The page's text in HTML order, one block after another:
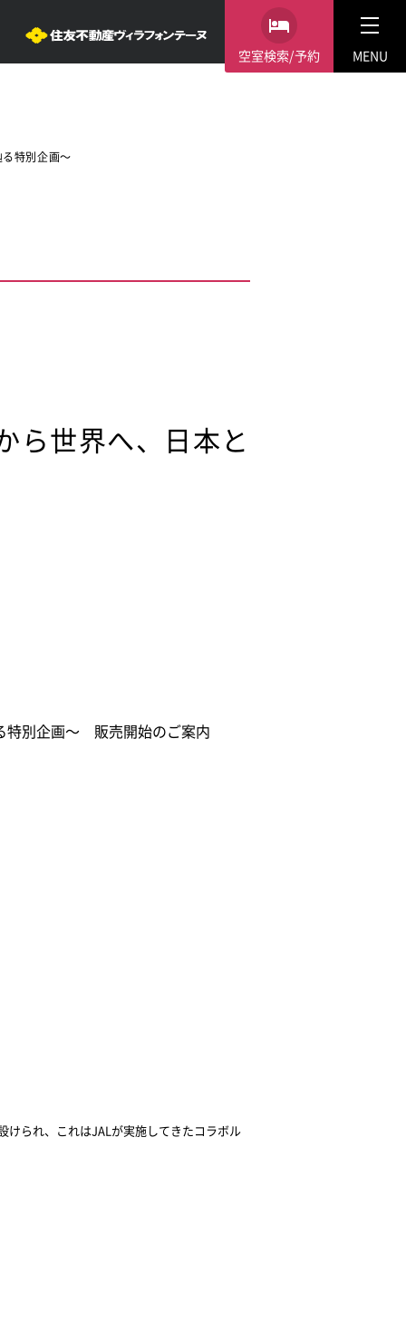
空室検索/予約 MENU
特別企画～
ら世界へ、日本と
特別企画～ 販売開始のご案内
けられ、これはJALが実施してきたコラボル